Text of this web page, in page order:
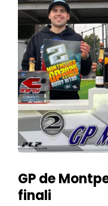
GP de
finali